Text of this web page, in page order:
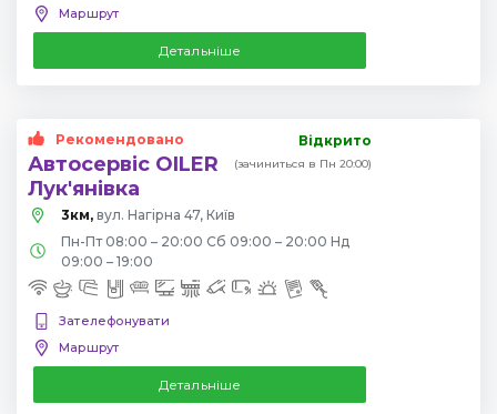
Маршрут
Детальніше
Рекомендовано
Автосервіс OILER
Лук'янівка
Відкрито
(зачиниться в Пн 20:00)
3км, вул. Нагірна 47, Київ
Пн-Пт 08:00 – 20:00 Сб 09:00 – 20:00 Нд
09:00 – 19:00
Зателефонувати
Маршрут
Детальніше